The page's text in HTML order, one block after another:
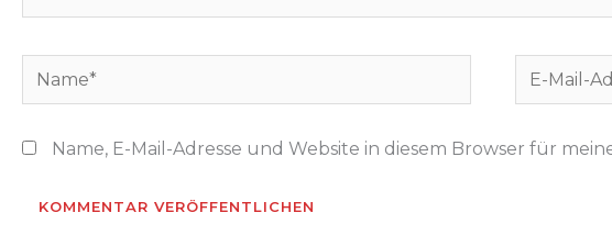
Name*
E-
Mail-
Name, E-Mail-Adresse und Website in diesem Browser für